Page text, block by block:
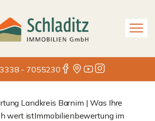
- 7055230
Landkreis Barnim | Was Ihre
wert istImmobilienbewertung im